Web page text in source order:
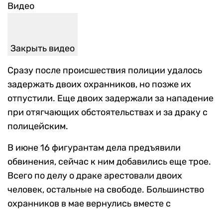
Видео
Закрыть видео
Сразу после происшествия полиции удалось
задержать двоих охранников, но позже их
отпустили. Еще двоих задержали за нападение
при отягчающих обстоятельствах и за драку с
полицейским.
В июне 16 фигурантам дела предъявили
обвинения, сейчас к ним добавились еще трое.
Всего по делу о драке арестовали двоих
человек, остальные на свободе. Большинство
охранников в мае вернулись вместе с